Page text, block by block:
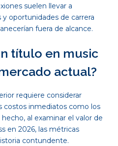
suelen llevar a
oportunidades de carrera
fuera de alcance.
título en music
actual?
requiere considerar
costos inmediatos como los
al examinar el valor de
en 2026, las métricas
contundente.